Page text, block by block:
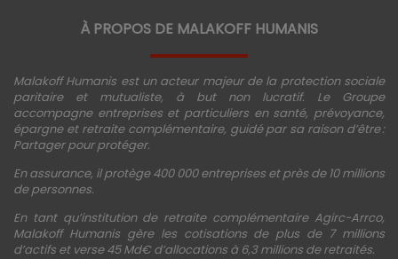
À PROPOS DE MALAKOFF HUMANIS
Malakoff Humanis est un acteur majeur de la protection sociale
paritaire et mutualiste, à but non lucratif. Le Groupe
accompagne entreprises et particuliers en santé, prévoyance,
épargne et retraite complémentaire, guidé par sa raison d’être :
Partager pour protéger.
En assurance, il protège 400 000 entreprises et près de 10 millions
de personnes.
En tant qu’institution de retraite complémentaire Agirc-Arrco,
Malakoff Humanis gère les cotisations de plus de 7 millions
d’actifs et verse 45 Md€ d’allocations à 6,3 millions de retraités.